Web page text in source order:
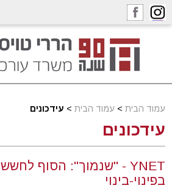
עמוד הבית > עמוד הבית > עידכונים
עידכונים
YNET - "שנמוך": הסוף לחשש
בפינוי-בינוי